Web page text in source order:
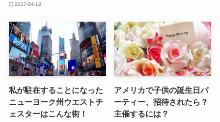
2017-04-12
私が駐在することになった
ニューヨーク州ウエストチ
ェスターはこんな街！
アメリカで子供の誕生日パ
ーティー、招待されたら？
主催するには？